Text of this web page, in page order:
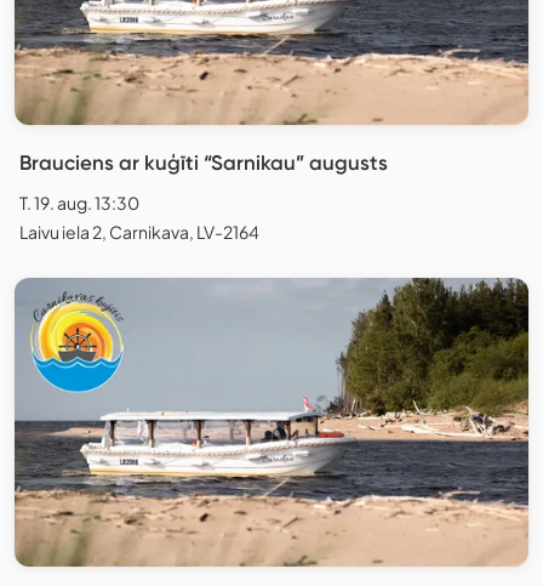
Brauciens ar kuģīti “Sarnikau” augusts
T. 19. aug. 13:30
Laivu iela 2, Carnikava, LV-2164